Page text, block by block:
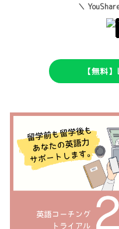
＼
【無料